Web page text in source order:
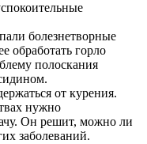
болезнетворные
обработать горло
полоскания
от курения.
нужно
Он решит, можно ли
заболеваний.